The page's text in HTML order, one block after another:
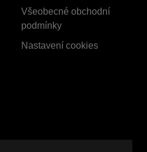
Všeobecné obchodní
podmínky
Nastavení cookies